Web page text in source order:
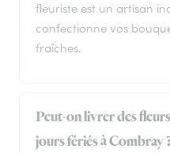
fleuriste est un artisan
confectionne vos
fraîches.
Peut-on livrer des
jours fériés à Combray